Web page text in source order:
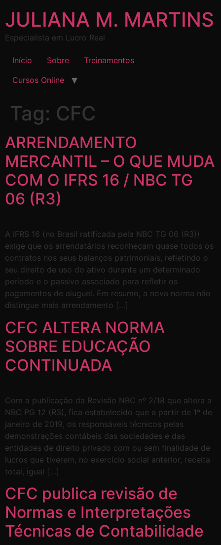
JULIANA M. MARTINS
Especialista em Lucro Real
Início Sobre
Treinamentos
Cursos Online
Tag: CFC
ARRENDAMENTO
MERCANTIL – O QUE MUDA
COM O IFRS 16 / NBC TG
06 (R3)
A IFRS 16 (no Brasil ratificada pela NBC TG 06 (R3))
exige que os arrendatários reconheçam quase todos os
contratos nos seus balanços patrimoniais, refletindo o
seu direito de uso do ativo durante um determinado
período e o passivo associado para refletir os
pagamentos de aluguel. Em resumo, a nova norma não
distingue mais arrendamento […]
CFC ALTERA NORMA
SOBRE EDUCAÇÃO
CONTINUADA
Com a publicação da Revisão NBC nº 2/18 que altera a
NBC PG 12 (R3), fica estabelecido que a partir de 1º de
janeiro de 2019, os responsáveis técnicos pelas
demonstrações contábeis das sociedades e das
entidades de direito privado com ou sem finalidade de
lucros que tiverem, no exercício social anterior, receita
total, igual […]
CFC publica revisão de
Normas e Interpretações
Técnicas de Contabilidade